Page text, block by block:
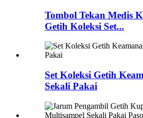
Tombol Tekan Medis
Getih Koleksi Set...
Set Koleksi Getih
Sekali Pakai